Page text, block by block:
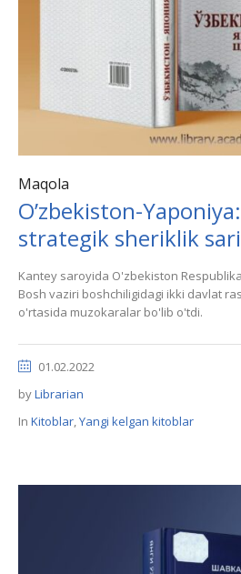
Maqola
O’zbekiston-
strategik sheriklik sari
Kantey saroyida O'zbekiston
Bosh vaziri boshchiligidagi ikki davlat
o'rtasida muzokaralar bo'lib o'tdi.
01.02.2022
byLibrarian
In Kitoblar,Yangi kelgan kitoblar